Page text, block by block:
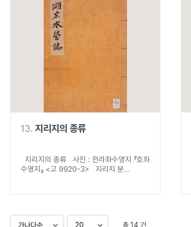
13. 지리지의 종류
지리지의 종류 사진 : 전라좌수영지 『호좌
수영지』 <고 9920-3> 지리지 분...
총 14 건